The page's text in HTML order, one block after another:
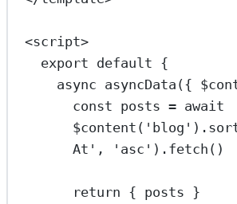
<script>
export default {
async asyncData ({
const posts = await
$content ( 'blog' ).
At' , 'asc' ). fetch ()
return { posts }